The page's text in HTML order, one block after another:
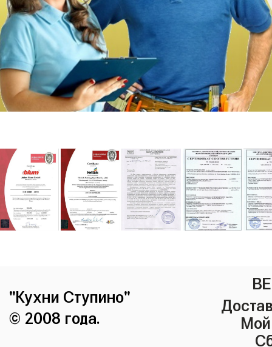
"Кухни Ступино"
© 2008 года.